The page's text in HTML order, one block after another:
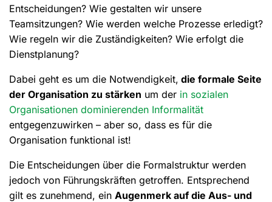
Entscheidungen? Wie gestalten wir unsere
Teamsitzungen? Wie werden welche Prozesse erledigt?
Wie regeln wir die Zuständigkeiten? Wie erfolgt die
Dienstplanung?
Dabei geht es um die Notwendigkeit, die formale Seite
der Organisation zu stärken um der in sozialen
Organisationen dominierenden Informalität
entgegenzuwirken – aber so, dass es für die
Organisation funktional ist!
Die Entscheidungen über die Formalstruktur werden
jedoch von Führungskräften getroffen. Entsprechend
gilt es zunehmend, ein Augenmerk auf die Aus- und